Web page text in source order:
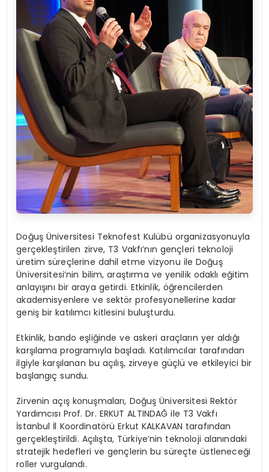
Doğuş Üniversitesi Teknofest Kulübü organizasyonuyla
gerçekleştirilen zirve, T3 Vakfı’nın gençleri teknoloji
üretim süreçlerine dahil etme vizyonu ile Doğuş
Üniversitesi’nin bilim, araştırma ve yenilik odaklı eğitim
anlayışını bir araya getirdi. Etkinlik, öğrencilerden
akademisyenlere ve sektör profesyonellerine kadar
geniş bir katılımcı kitlesini buluşturdu.
Etkinlik, bando eşliğinde ve askeri araçların yer aldığı
karşılama programıyla başladı. Katılımcılar tarafından
ilgiyle karşılanan bu açılış, zirveye güçlü ve etkileyici bir
başlangıç sundu.
Zirvenin açış konuşmaları, Doğuş Üniversitesi Rektör
Yardımcısı Prof. Dr. ERKUT ALTINDAĞ ile T3 Vakfı
İstanbul İl Koordinatörü Erkut KALKAVAN tarafından
gerçekleştirildi. Açılışta, Türkiye’nin teknoloji alanındaki
stratejik hedefleri ve gençlerin bu süreçte üstleneceği
roller vurgulandı.